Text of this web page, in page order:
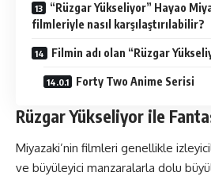
“Rüzgar Yükseliyor” Hayao
filmleriyle nasıl karşılaştırılabilir?
Filmin adı olan “Rüzgar
Forty Two Anime Serisi
Rüzgar Yükseliyor ile
Miyazaki’nin filmleri genellikle
ve büyüleyici manzaralarla dolu